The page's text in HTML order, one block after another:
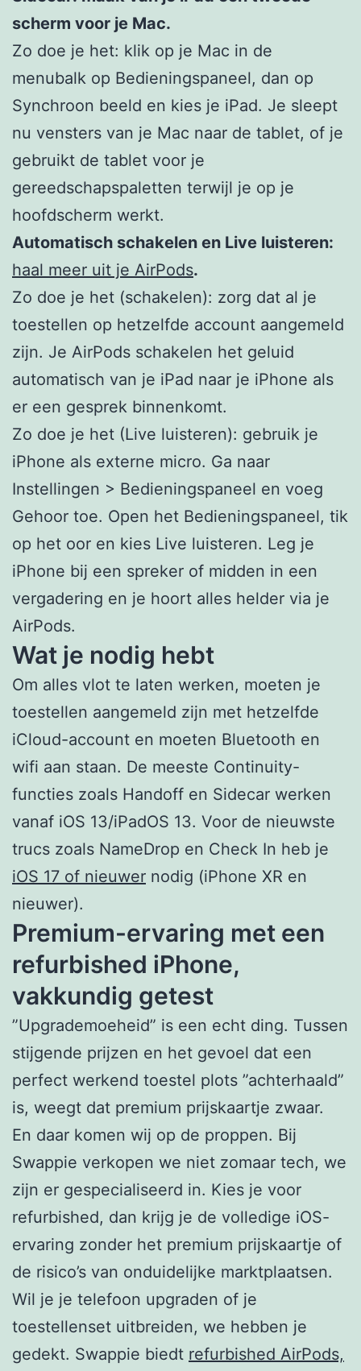
scherm voor je Mac.
Zo doe je het: klik op je Mac in de
menubalk op Bedieningspaneel, dan op
Synchroon beeld en kies je iPad. Je sleept
nu vensters van je Mac naar de tablet, of je
gebruikt de tablet voor je
gereedschapspaletten terwijl je op je
hoofdscherm werkt.
Automatisch schakelen en Live luisteren:
haal meer uit je AirPods.
Zo doe je het (schakelen): zorg dat al je
toestellen op hetzelfde account aangemeld
zijn. Je AirPods schakelen het geluid
automatisch van je iPad naar je iPhone als
er een gesprek binnenkomt.
Zo doe je het (Live luisteren): gebruik je
iPhone als externe micro. Ga naar
Instellingen > Bedieningspaneel en voeg
Gehoor toe. Open het Bedieningspaneel, tik
op het oor en kies Live luisteren. Leg je
iPhone bij een spreker of midden in een
vergadering en je hoort alles helder via je
AirPods.
Wat je nodig hebt
Om alles vlot te laten werken, moeten je
toestellen aangemeld zijn met hetzelfde
iCloud-account en moeten Bluetooth en
wifi aan staan. De meeste Continuity-
functies zoals Handoff en Sidecar werken
vanaf iOS 13/iPadOS 13. Voor de nieuwste
trucs zoals NameDrop en Check In heb je
iOS 17 of nieuwer nodig (iPhone XR en
nieuwer).
Premium-ervaring met een
refurbished iPhone,
vakkundig getest
”Upgrademoeheid” is een echt ding. Tussen
stijgende prijzen en het gevoel dat een
perfect werkend toestel plots ”achterhaald”
is, weegt dat premium prijskaartje zwaar.
En daar komen wij op de proppen. Bij
Swappie verkopen we niet zomaar tech, we
zijn er gespecialiseerd in. Kies je voor
refurbished, dan krijg je de volledige iOS-
ervaring zonder het premium prijskaartje of
de risico’s van onduidelijke marktplaatsen.
Wil je je telefoon upgraden of je
toestellenset uitbreiden, we hebben je
gedekt. Swappie biedt refurbished AirPods,